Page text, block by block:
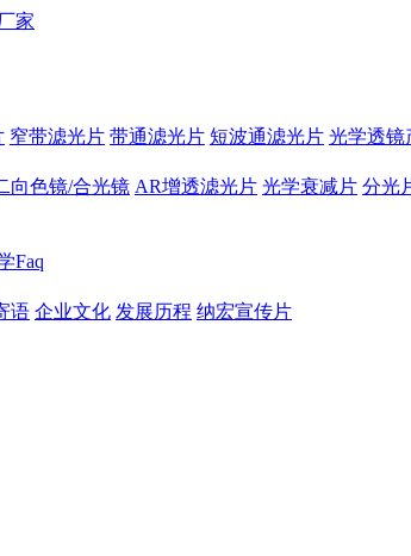
窄带滤光片 带通滤光片 短波通滤光片 光学透镜
向色镜/合光镜 AR增透滤光片 光学衰减片 分光
Faq
语 企业文化 发展历程 纳宏宣传片